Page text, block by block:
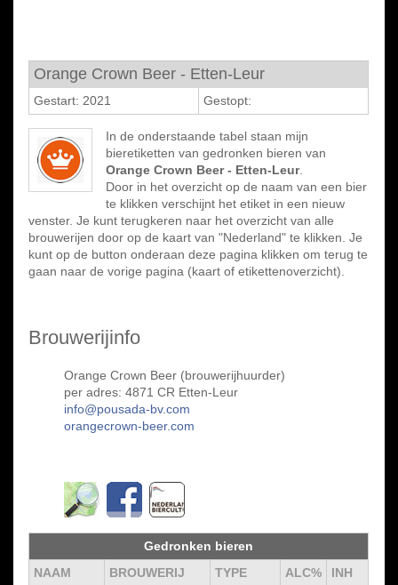
Orange Crown Beer - Etten-Leur
Gestart: 2021 Gestopt:
In de onderstaande tabel staan mijn
bieretiketten van gedronken bieren van
Orange Crown Beer - Etten-Leur.
Door in het overzicht op de naam van een bier
te klikken verschijnt het etiket in een nieuw
venster. Je kunt terugkeren naar het overzicht van alle
brouwerijen door op de kaart van "Nederland" te klikken. Je
kunt op de button onderaan deze pagina klikken om terug te
gaan naar de vorige pagina (kaart of etikettenoverzicht).
Brouwerijinfo
Orange Crown Beer (brouwerijhuurder)
per adres: 4871 CR Etten-Leur
info@pousada-bv.com
orangecrown-beer.com
Gedronken bieren
NAAM
BROUWERIJ TYPE ALC%
INH